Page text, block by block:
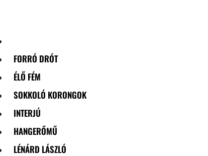
FORRÓ DRÓT
ÉLŐ FÉM
SOKKOLÓ KORONGOK
INTERJÚ
HANGERŐMŰ
LÉNÁRD LÁSZLÓ